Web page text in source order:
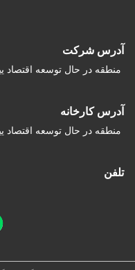
آدرس شرکت
منطقه در حال توسعه اقتصاد
آدرس کارخانه
منطقه در حال توسعه اقتصاد
تلفن